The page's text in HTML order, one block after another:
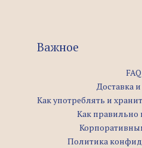
Важное
FAQ
Доставка
Как употреблять и
Как правильно
Политика